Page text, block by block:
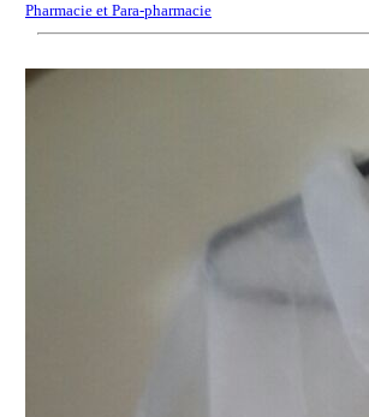
Pharmacie et Para-pharmacie